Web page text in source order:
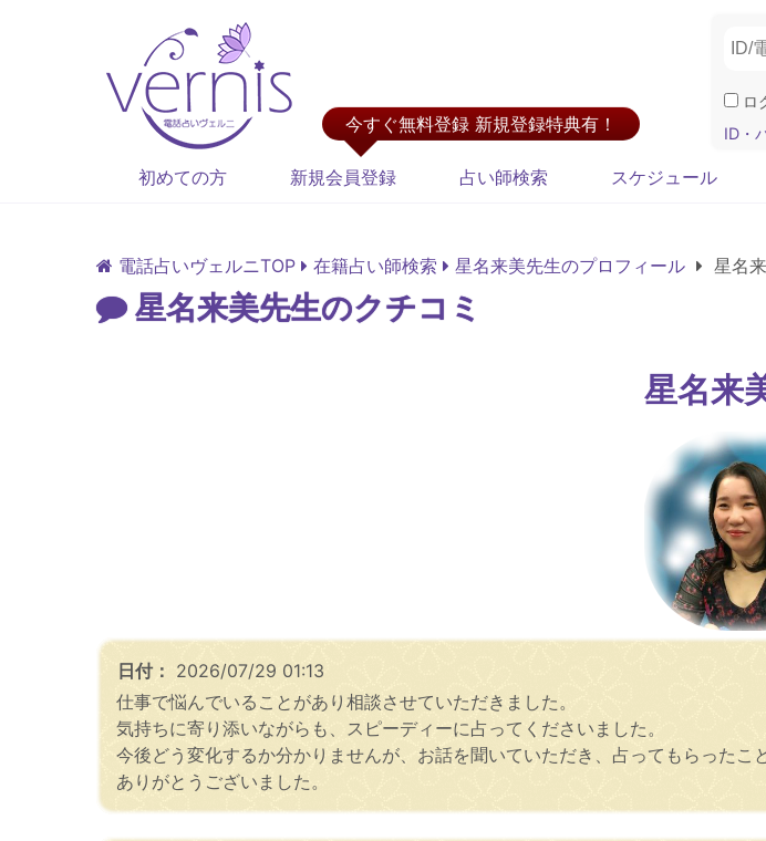
今すぐ無料登録 新規登録特典有！
ロ
ID・
初めての方 新規会員登録 占い師検索 スケジュール
電話占いヴェルニTOP 在籍占い師検索 星名来美先生のプロフィール 星名
星名来美先生のクチコミ
星名来
日付： 2026/07/29 01:13
仕事で悩んでいることがあり相談させていただきました。
気持ちに寄り添いながらも、スピーディーに占ってくださいました。
今後どう変化するか分かりませんが、お話を聞いていただき、占ってもらったこ
ありがとうございました。